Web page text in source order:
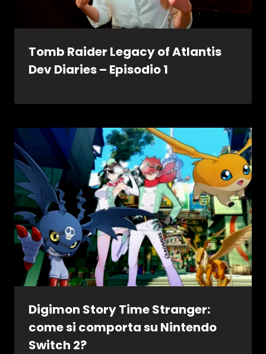
Tomb Raider Legacy of Atlantis
Dev Diaries – Episodio 1
Digimon Story Time Stranger:
come si comporta su Nintendo
Switch 2?